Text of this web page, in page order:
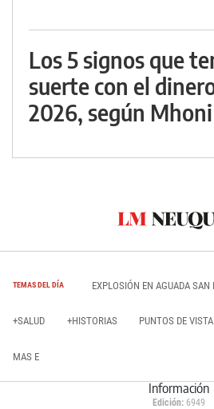
Los 5 signos que
suerte con el
2026, según
TEMAS DEL DÍA EXPLOSIÓN EN AGUADA SAN
+SALUD +HISTORIAS PUNTOS DE VISTA
MAS E
Información
Edición: 6949